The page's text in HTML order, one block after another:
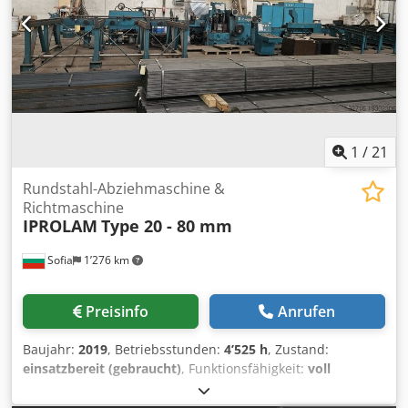
Rücklaufgeschwindigkeit: 110 mm/s Achsen: automatisch
X1, X2, Y1, Y2, Z1, Z2, R Dodpfx Amsrfx Utjveck Werkzeuge:
Verfügbar Gewicht: 7 T Sonstiges: Neuer Bildschirm vor
kurzem ersetzt, Tastatur für die Benutzerfreundlichkeit
angebracht. Wenn Sie weitere Fragen haben, werden wir
gerne zu beantworten.
1 /21
Sofia 1’276 km
Rundstahl-Abziehmaschine &
Richtmaschine
IPROLAM Type 20 - 80 mm
Preisinfo Anrufen
Baujahr: 2019, Betriebsstunden: 4’525 h, Zustand:
einsatzbereit (gebraucht), Funktionsfähigkeit: voll
, Maschinen-/Fahrzeugnummer: